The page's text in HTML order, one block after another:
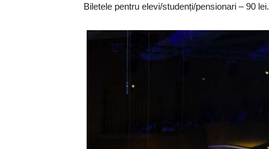
Biletele pentru elevi/studenți/pensionari – 90 lei.